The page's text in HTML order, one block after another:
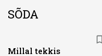
SÕDA
Millal tekkis